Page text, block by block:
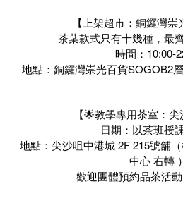
【上架超市：銅鑼灣崇
茶葉款式只有十幾種，最
時間：10:00-
地點：銅鑼灣崇光百貨SOGOB2
【🌟教學專用茶室：尖
日期：以茶班授
地點：尖沙咀中港城 2F 215號舖
中心 右轉 ）
歡迎團體預約品茶活